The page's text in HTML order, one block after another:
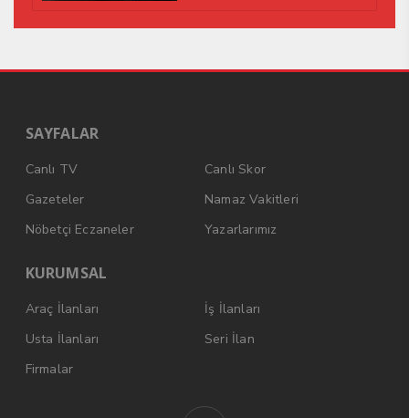
SAYFALAR
Canlı TV
Canlı Skor
Gazeteler
Namaz Vakitleri
Nöbetçi Eczaneler
Yazarlarımız
KURUMSAL
Araç İlanları
İş İlanları
Usta İlanları
Seri İlan
Firmalar